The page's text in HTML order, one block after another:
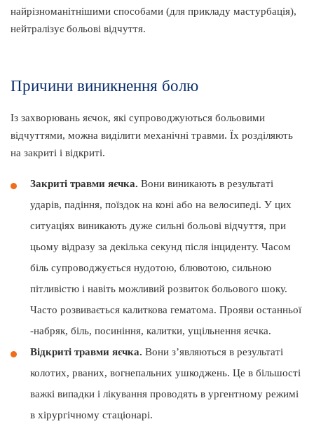
найрізноманітнішими способами (для прикладу мастурбація),
нейтралізує больові відчуття.
Причини виникнення болю
Із захворювань яєчок, які супроводжуються больовими
відчуттями, можна виділити механічні травми. Їх розділяють
на закриті і відкриті.
Закриті травми яєчка. Вони виникають в результаті
ударів, падіння, поїздок на коні або на велосипеді. У цих
ситуаціях виникають дуже сильні больові відчуття, при
цьому відразу за декілька секунд після інциденту. Часом
біль супроводжується нудотою, блювотою, сильною
пітливістю і навіть можливий розвиток больового шоку.
Часто розвивається калиткова гематома. Прояви останньої
-набряк, біль, посиніння, калитки, ущільнення яєчка.
Відкриті травми яєчка. Вони з’являються в результаті
колотих, рваних, вогнепальних ушкоджень. Це в більшості
важкі випадки і лікування проводять в ургентному режимі
в хірургічному стаціонарі.